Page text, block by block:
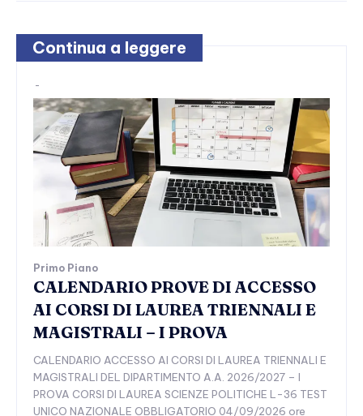
Continua a leggere
-
Primo Piano
CALENDARIO PROVE DI ACCESSO
AI CORSI DI LAUREA TRIENNALI E
MAGISTRALI – I PROVA
CALENDARIO ACCESSO AI CORSI DI LAUREA TRIENNALI E
MAGISTRALI DEL DIPARTIMENTO A.A. 2026/2027 – I
PROVA CORSI DI LAUREA SCIENZE POLITICHE L-36 TEST
UNICO NAZIONALE OBBLIGATORIO 04/09/2026 ore